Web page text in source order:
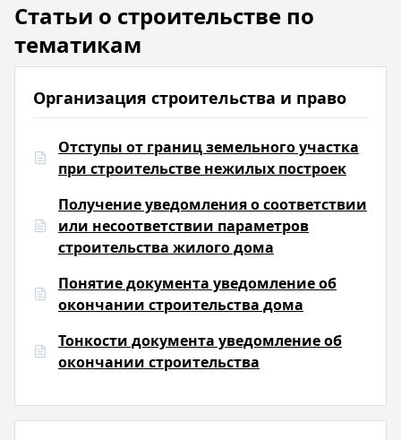
Статьи о строительстве по
тематикам
Организация строительства и право
Отступы от границ земельного участка
при строительстве нежилых построек
Получение уведомления о соответствии
или несоответствии параметров
строительства жилого дома
Понятие документа уведомление об
окончании строительства дома
Тонкости документа уведомление об
окончании строительства